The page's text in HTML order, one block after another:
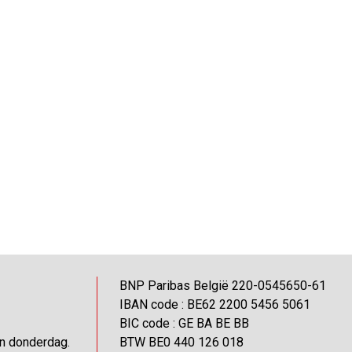
donderdag.
BNP Paribas België 220-0545650-61
IBAN code : BE62 2200 5456 5061
BIC code : GE BA BE BB
BTW BE0 440 126 018